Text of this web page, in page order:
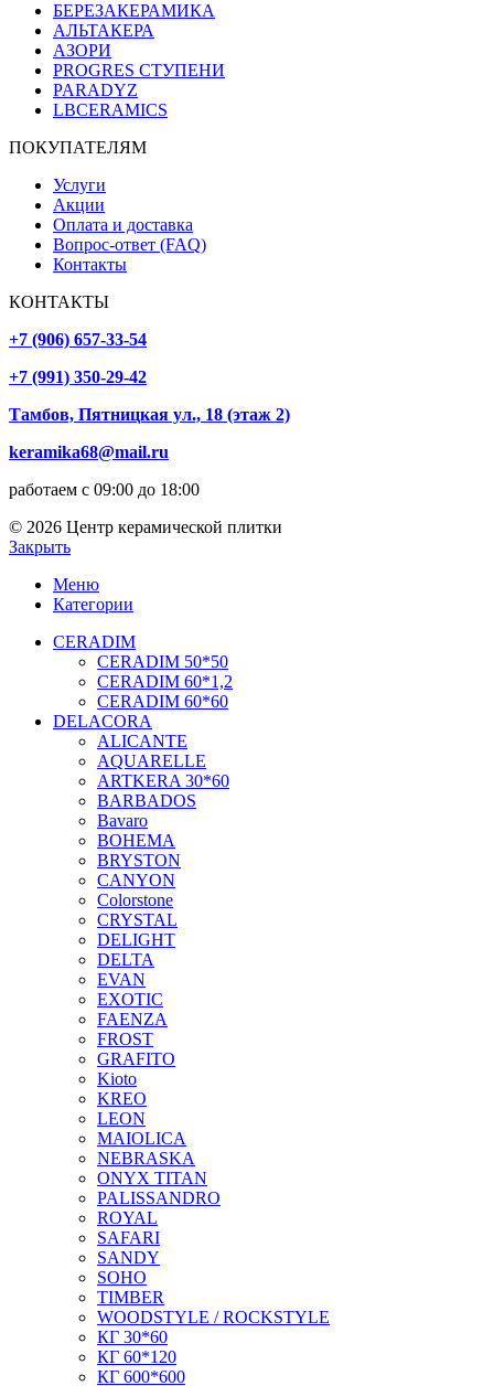
БЕРЕЗАКЕРАМИКА
АЛЬТАКЕРА
АЗОРИ
PROGRES СТУПЕНИ
PARADYZ
LBCERAMICS
ПОКУПАТЕЛЯМ
Услуги
Акции
Оплата и доставка
Вопрос-ответ (FAQ)
Контакты
КОНТАКТЫ
+7 (906) 657-33-54
+7 (991) 350-29-42
Тамбов, Пятницкая ул., 18 (этаж 2)
keramika68@mail.ru
работаем с 09:00 до 18:00
© 2026 Центр керамической плитки
Закрыть
Меню
Категории
CERADIM
CERADIM 50*50
CERADIM 60*1,2
CERADIM 60*60
DELACORA
ALICANTE
AQUARELLE
ARTKERA 30*60
BARBADOS
Bavaro
BOHEMA
BRYSTON
CANYON
Colorstone
CRYSTAL
DELIGHT
DELTA
EVAN
EXOTIC
FAENZA
FROST
GRAFITO
Kioto
KREO
LEON
MAIOLICA
NEBRASKA
ONYX TITAN
PALISSANDRO
ROYAL
SAFARI
SANDY
SOHO
TIMBER
WOODSTYLE / ROCKSTYLE
КГ 30*60
КГ 60*120
КГ 600*600